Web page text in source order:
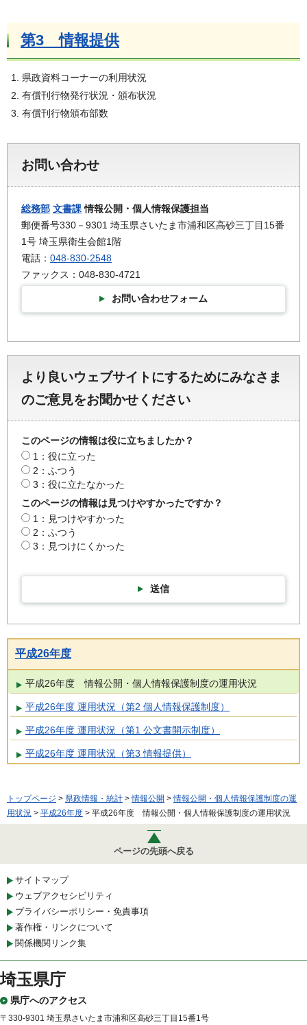
第3 情報提供
県政資料コーナーの利用状況
有償刊行物発行状況・頒布状況
有償刊行物頒布部数
お問い合わせ
総務部 文書課情報公開・個人情報保護担当
郵便番号330－9301 埼玉県さいたま市浦和区高砂三丁目15番
1号 埼玉県衛生会館1階
電話： 048-830-2548
ファックス：048-830-4721
お問い合わせフォーム
より良いウェブサイトにするためにみなさま
のご意見をお聞かせください
このページの情報は役に立ちましたか？
1：役に立った
2：ふつう
3：役に立たなかった
このページの情報は見つけやすかったですか？
1：見つけやすかった
2：ふつう
3：見つけにくかった
送信
平成26年度
平成26年度 情報公開・個人情報保護制度の運用状況
平成26年度 運用状況（第2 個人情報保護制度）
平成26年度 運用状況（第1 公文書開示制度）
平成26年度 運用状況（第3 情報提供）
トップページ > 県政情報・統計 >情報公開 >情報公開・個人情報保護制度の運
用状況 > 平成26年度 > 平成26年度 情報公開・個人情報保護制度の運用状況
ページの先頭へ戻る
サイトマップ
ウェブアクセシビリティ
プライバシーポリシー・免責事項
著作権・リンクについて
関係機関リンク集
埼玉県庁
県庁へのアクセス
〒330-9301 埼玉県さいたま市浦和区高砂三丁目15番1号